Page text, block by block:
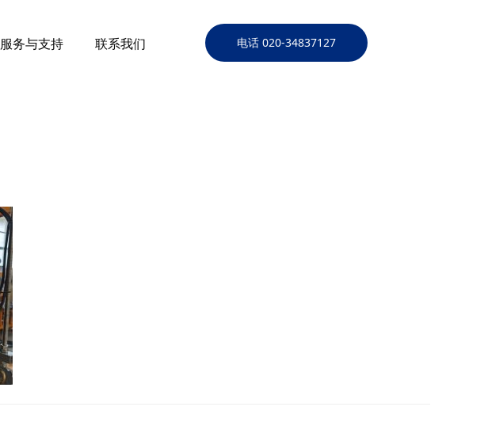
服务与支持 联系我们 电话 020-34837127